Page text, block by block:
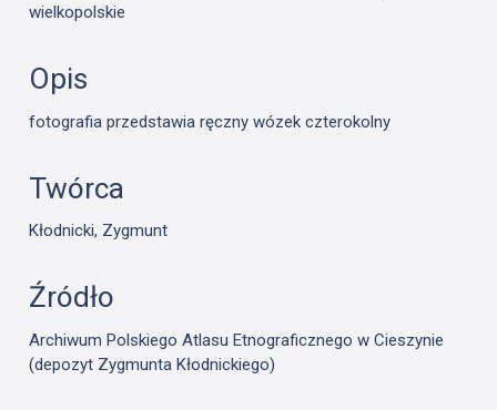
wielkopolskie
Opis
fotografia przedstawia ręczny wózek czterokolny
Twórca
Kłodnicki, Zygmunt
Źródło
Archiwum Polskiego Atlasu Etnograficznego w Cieszynie
(depozyt Zygmunta Kłodnickiego)